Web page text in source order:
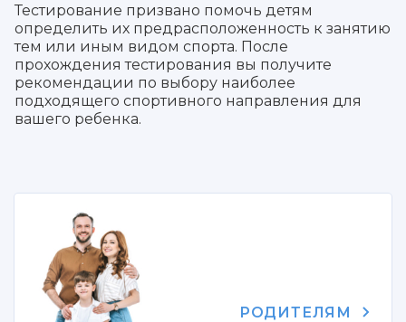
Тестирование призвано помочь детям
определить их предрасположенность к занятию
тем или иным видом спорта. После
прохождения тестирования вы получите
рекомендации по выбору наиболее
подходящего спортивного направления для
вашего ребенка.
РОДИТЕЛЯМ